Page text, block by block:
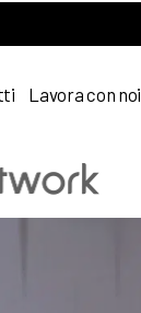
Lavora con noi